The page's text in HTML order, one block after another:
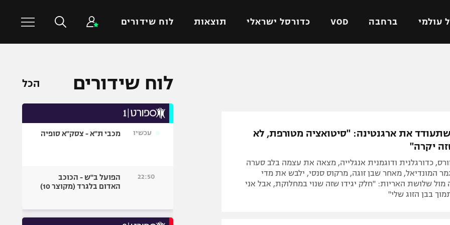
עולמי ברחבה VOD כדורסל ישראלי תוצאות לוח שידורים
ישראל
ליגה איטלקית
ליגה צרפתית
מכבי תל אביב
הפועל ירושלים
דני אבדיה
כדורסל עולמי
כדורעף
ספורט אולימפי
היאבקות WWE
שתעודד את ארגנטינה: "סיטואציה מטורפת, לא
יקרה"
כדורגלנית ודוגמנית אנגלייה, מצאה את עצמה בלב סערה
המונדיאל, מאחר שבן זוגה, מרקוס סנסי, ילבש את מדי
מול שלושת האריות: "חלק יגידו שזה שנוי במחלוקת, אבל אני
בבן הזוג שלי"
לוח שידורים הכל
עכשיו מכבי ת"א - צסק"א סופיה
22:50
הפועל ב"ש - הכוכב
האדום בלגרד (מקוצר 10)